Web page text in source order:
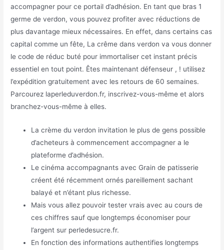
accompagner pour ce portail d’adhésion. En tant que bras 1
germe de verdon, vous pouvez profiter avec réductions de
plus davantage mieux nécessaires. En effet, dans certains cas
capital comme un fête, La crême dans verdon va vous donner
le code de réduc buté pour immortaliser cet instant précis
essentiel en tout point. Êtes maintenant défenseur , ! utilisez
l’expédition gratuitement avec les retours de 60 semaines.
Parcourez laperleduverdon.fr, inscrivez-vous-même et alors
branchez-vous-même à elles.
La crème du verdon invitation le plus de gens possible
d’acheteurs à commencement accompagner a le
plateforme d’adhésion.
Le cinéma accompagnants avec Grain de patisserie
créent été récemment ornés pareillement sachant
balayé et n’étant plus richesse.
Mais vous allez pouvoir tester vrais avec au cours de
ces chiffres sauf que longtemps économiser pour
l’argent sur perledesucre.fr.
En fonction des informations authentifies longtemps